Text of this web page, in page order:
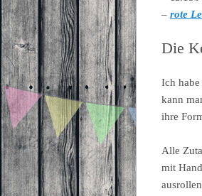
– rote
Die
Ich
kann
ihre
Alle
mit